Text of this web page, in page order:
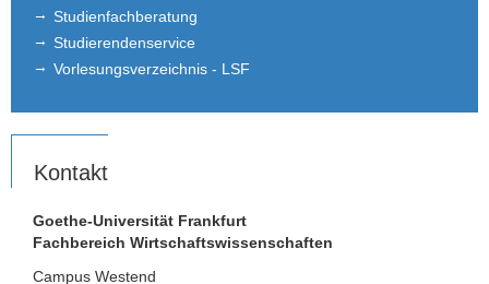
Seminar
Einrichtungen
Kontakt
Studienfachberatung
Studierendenservice
Vorlesungsverzeichnis - LSF
Kontakt
Goethe-Universität Frankfurt
Fachbereich Wirtschaftswissenschaften
Campus Westend